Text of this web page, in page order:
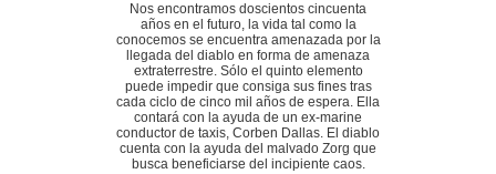
Nos encontramos doscientos cincuenta
años en el futuro, la vida tal como la
conocemos se encuentra amenazada por la
llegada del diablo en forma de amenaza
extraterrestre. Sólo el quinto elemento
puede impedir que consiga sus fines tras
cada ciclo de cinco mil años de espera. Ella
contará con la ayuda de un ex-marine
conductor de taxis, Corben Dallas. El diablo
cuenta con la ayuda del malvado Zorg que
busca beneficiarse del incipiente caos.